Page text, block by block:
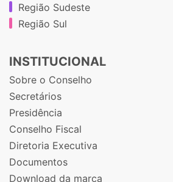
Região Sudeste
Região Sul
INSTITUCIONAL
Sobre o Conselho
Secretários
Presidência
Conselho Fiscal
Diretoria Executiva
Documentos
Download da marca